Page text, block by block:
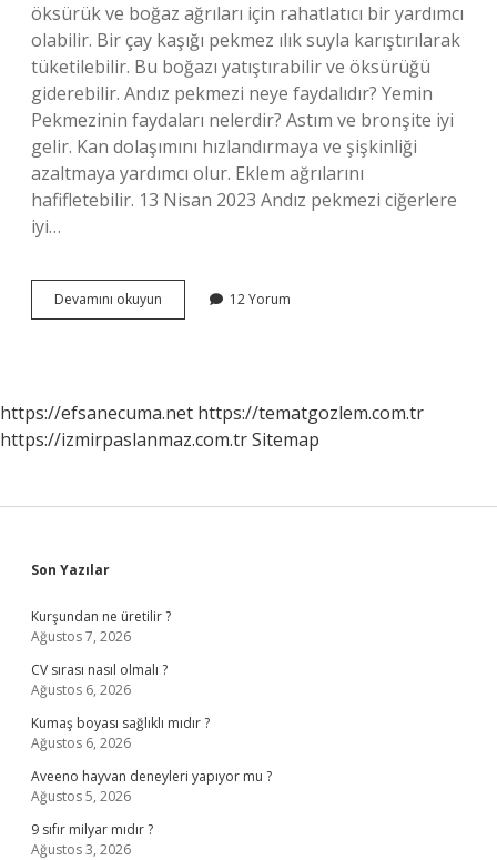
öksürük ve boğaz ağrıları için rahatlatıcı bir yardımcı
olabilir. Bir çay kaşığı pekmez ılık suyla karıştırılarak
tüketilebilir. Bu boğazı yatıştırabilir ve öksürüğü
giderebilir. Andız pekmezi neye faydalıdır? Yemin
Pekmezinin faydaları nelerdir? Astım ve bronşite iyi
gelir. Kan dolaşımını hızlandırmaya ve şişkinliği
azaltmaya yardımcı olur. Eklem ağrılarını
hafifletebilir. 13 Nisan 2023 Andız pekmezi ciğerlere
iyi…
Devamını okuyun
Pekmezi
Mi
12 Yorum
https://efsanecuma.net https://tematgozlem.com.tr
https://izmirpaslanmaz.com.trSitemap
Sidebar
Son Yazılar
Kurşundan ne üretilir ?
Ağustos 7, 2026
CV sırası nasıl olmalı ?
Ağustos 6, 2026
Kumaş boyası sağlıklı mıdır ?
Ağustos 6, 2026
Aveeno hayvan deneyleri yapıyor mu ?
Ağustos 5, 2026
9 sıfır milyar mıdır ?
Ağustos 3, 2026